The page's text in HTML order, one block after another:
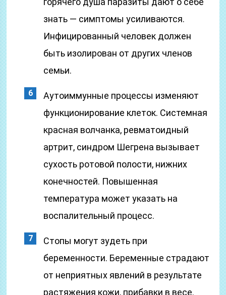
знать — симптомы усиливаются.
Инфицированный человек должен
быть изолирован от других членов
семьи.
Аутоиммунные процессы изменяют
функционирование клеток. Системная
красная волчанка, ревматоидный
артрит, синдром Шегрена вызывает
сухость ротовой полости, нижних
конечностей. Повышенная
температура может указать на
воспалительный процесс.
Стопы могут зудеть при
беременности. Беременные страдают
от неприятных явлений в результате
растяжения кожи, прибавки в весе.